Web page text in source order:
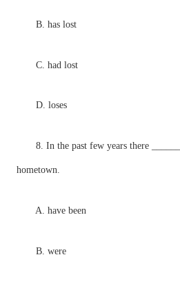
B. has lost
C. had lost
D. loses
8. In the past few years there
hometown.
A. have been
B. were